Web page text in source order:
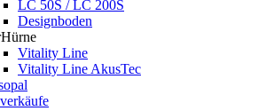
LC 50S / LC 200S
Designboden
Vitality Line
Vitality Line AkusTec